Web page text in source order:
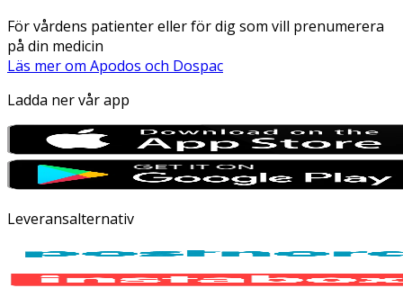
För vårdens patienter eller för dig som vill prenumerera
på din medicin
Läs mer om Apodos och Dospac
Ladda ner vår app
Leveransalternativ